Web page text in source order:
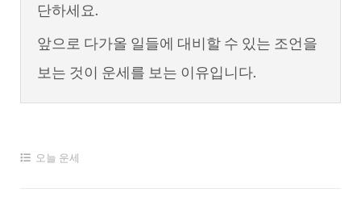
단하세요.
앞으로 다가올 일들에 대비할 수 있는 조언을
보는 것이 운세를 보는 이유입니다.
오늘 운세